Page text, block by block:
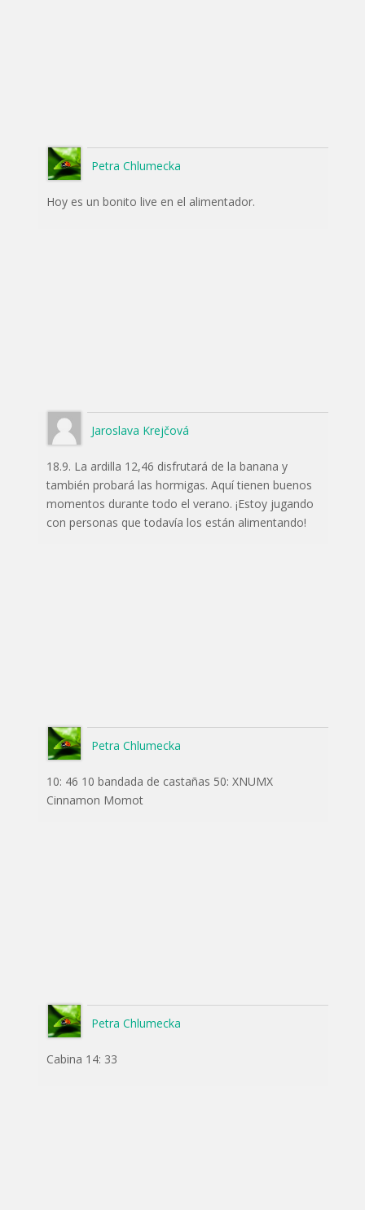
Petra Chlumecka
Hoy es un bonito live en el alimentador.
Jaroslava Krejčová
18.9. La ardilla 12,46 disfrutará de la banana y
también probará las hormigas. Aquí tienen buenos
momentos durante todo el verano. ¡Estoy jugando
con personas que todavía los están alimentando!
Petra Chlumecka
10: 46 10 bandada de castañas 50: XNUMX
Cinnamon Momot
Petra Chlumecka
Cabina 14: 33